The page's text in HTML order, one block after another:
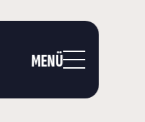
MENÜ